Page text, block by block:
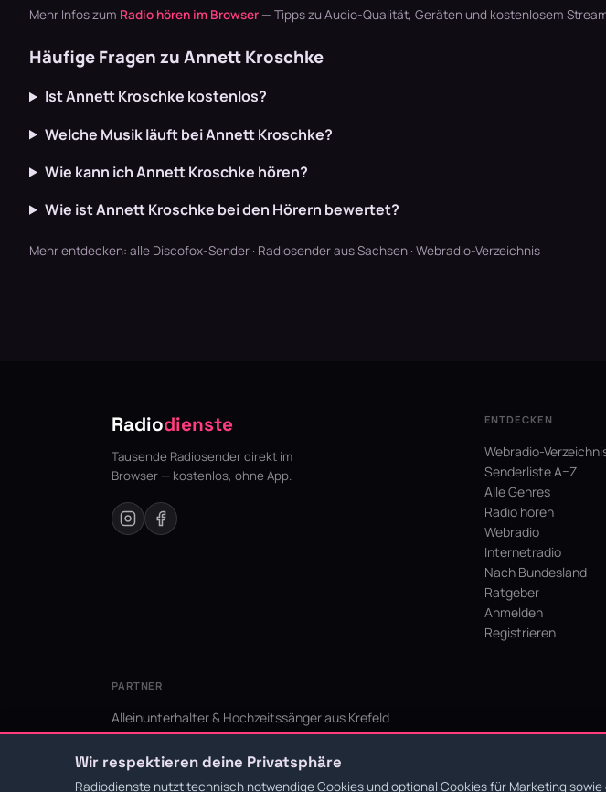
Mehr Infos zum Radio hören im Browser — Tipps zu Audio-Qualität, Geräten und kostenlosem
Häufige Fragen zu Annett Kroschke
Ist Annett Kroschke kostenlos?
Welche Musik läuft bei Annett Kroschke?
Wie kann ich Annett Kroschke hören?
Wie ist Annett Kroschke bei den Hörern bewertet?
Mehr entdecken: alle Discofox-Sender · Radiosender aus Sachsen · Webradio-Verzeichnis
Radiodienste
Tausende Radiosender direkt im
Browser — kostenlos, ohne App.
ENTDECKEN
Webradio-
Senderliste A–Z
Alle Genres
Radio hören
Webradio
Internetradio
Nach Bundesland
Ratgeber
Anmelden
Registrieren
PARTNER
Alleinunterhalter & Hochzeitssänger aus Krefeld
KI Niederrhein - Agentur aus Krefeld für den Niederrhein
Wir respektieren deine Privatsphäre
Radiodienste nutzt technisch notwendige Cookies und optional Cookies für Marketing sowie